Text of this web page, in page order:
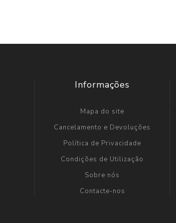
Informações
Mapa do site
Cancelamento e Devoluções
Política de Privacidade
Condições de Utilização
Sobre nós
Contacte-nos